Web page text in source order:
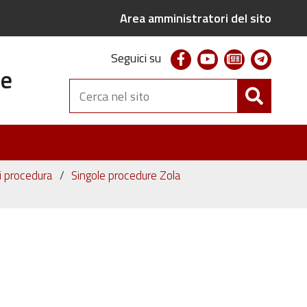
Area amministratori del sito
Seguici su facebookyoutubenewsletter
Cerca
nel
sito
Singole procedure Zola